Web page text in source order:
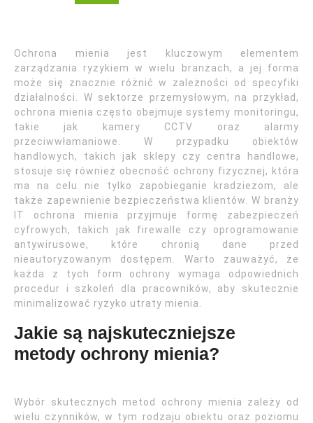
Ochrona mienia jest kluczowym elementem
zarządzania ryzykiem w wielu branżach, a jej forma
może się znacznie różnić w zależności od specyfiki
działalności. W sektorze przemysłowym, na przykład,
ochrona mienia często obejmuje systemy monitoringu,
takie jak kamery CCTV oraz alarmy
przeciwwłamaniowe. W przypadku obiektów
handlowych, takich jak sklepy czy centra handlowe,
stosuje się również obecność ochrony fizycznej, która
ma na celu nie tylko zapobieganie kradzieżom, ale
także zapewnienie bezpieczeństwa klientów. W branży
IT ochrona mienia przyjmuje formę zabezpieczeń
cyfrowych, takich jak firewalle czy oprogramowanie
antywirusowe, które chronią dane przed
nieautoryzowanym dostępem. Warto zauważyć, że
każda z tych form ochrony wymaga odpowiednich
procedur i szkoleń dla pracowników, aby skutecznie
minimalizować ryzyko utraty mienia.
Jakie są najskuteczniejsze
metody ochrony mienia?
Wybór skutecznych metod ochrony mienia zależy od
wielu czynników, w tym rodzaju obiektu oraz poziomu